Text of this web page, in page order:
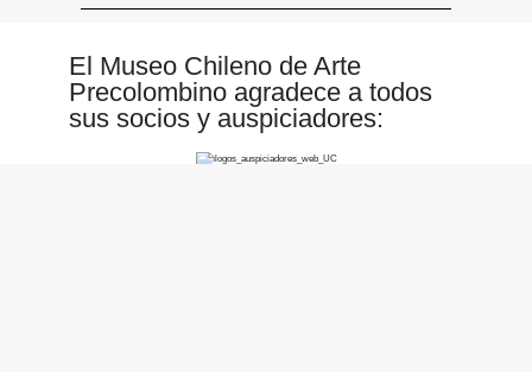
El Museo Chileno de Arte
Precolombino agradece a todos
sus socios y auspiciadores: